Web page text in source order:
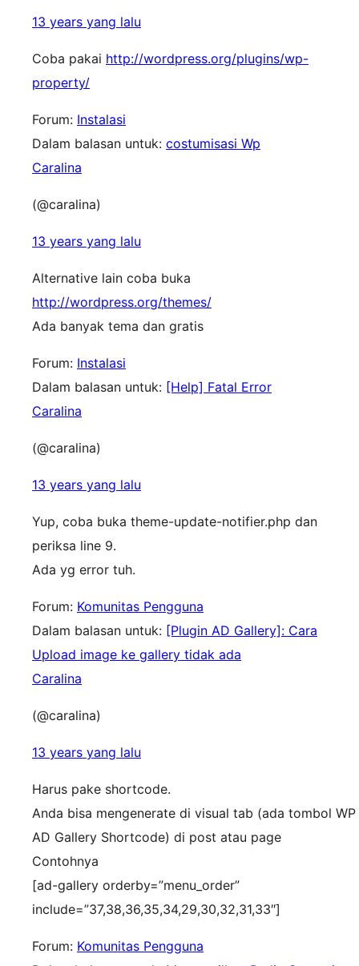
13 years yang lalu
Coba pakai http://wordpress.org/plugins/wp-
property/
Forum: Instalasi
Dalam balasan untuk: costumisasi Wp
Caralina
(@caralina)
13 years yang lalu
Alternative lain coba buka
http://wordpress.org/themes/
Ada banyak tema dan gratis
Forum: Instalasi
Dalam balasan untuk: [Help] Fatal Error
Caralina
(@caralina)
13 years yang lalu
Yup, coba buka theme-update-notifier.php dan
periksa line 9.
Ada yg error tuh.
Forum: Komunitas Pengguna
Dalam balasan untuk: [Plugin AD Gallery]: Cara
Upload image ke gallery tidak ada
Caralina
(@caralina)
13 years yang lalu
Harus pake shortcode.
Anda bisa mengenerate di visual tab (ada tombol WP
AD Gallery Shortcode) di post atau page
Contohnya
[ad-gallery orderby=”menu_order”
include=”37,38,36,35,34,29,30,32,31,33″]
Forum: Komunitas Pengguna